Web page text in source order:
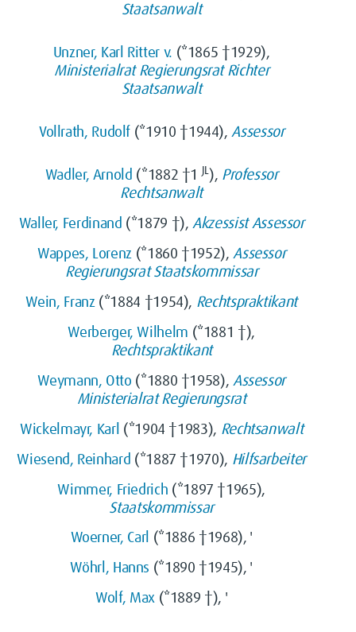
Staatsanwalt
Unzner, Karl Ritter v. (*1865 †1929),
Ministerialrat Regierungsrat Richter
Staatsanwalt
Vollrath, Rudolf (*1910 †1944), Assessor
Wadler, Arnold (*1882 †1 ), Professor
Rechtsanwalt
Waller, Ferdinand (*1879 †), Akzessist Assessor
Wappes, Lorenz (*1860 †1952), Assessor
Regierungsrat Staatskommissar
Wein, Franz (*1884 †1954), Rechtspraktikant
Werberger, Wilhelm (*1881 †),
Rechtspraktikant
Weymann, Otto (*1880 †1958), Assessor
Ministerialrat Regierungsrat
Wickelmayr, Karl (*1904 †1983), Rechtsanwalt
Wiesend, Reinhard (*1887 †1970), Hilfsarbeiter
Wimmer, Friedrich (*1897 †1965),
Staatskommissar
Woerner, Carl (*1886 †1968), '
Wöhrl, Hanns (*1890 †1945), '
Wolf, Max(*1889 †), '